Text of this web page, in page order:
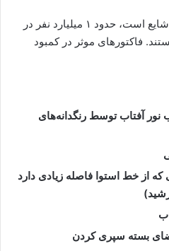
کمبود این ویتامین در دنیا بسیار شایع است، حدود ۱ میلیارد نفر در
فاکتورهای موثر در کمبود
آفتاب توسط رنگدانه‌های
که از خط استوا فاصله زیادی دارد
بسته سپری کردن